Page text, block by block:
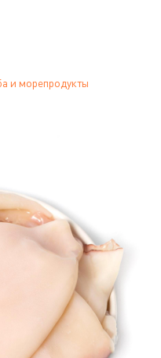
и морепродукты